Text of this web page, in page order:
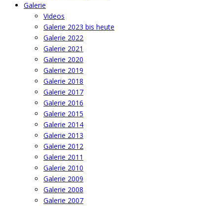
Galerie
Videos
Galerie 2023 bis heute
Galerie 2022
Galerie 2021
Galerie 2020
Galerie 2019
Galerie 2018
Galerie 2017
Galerie 2016
Galerie 2015
Galerie 2014
Galerie 2013
Galerie 2012
Galerie 2011
Galerie 2010
Galerie 2009
Galerie 2008
Galerie 2007